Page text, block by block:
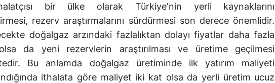
bir ülke olarak Türkiye'nin yerli kaynaklarını
rezerv araştırmalarını sürdürmesi son derece önemlidir.
doğalgaz arzındaki fazlalıktan dolayı fiyatlar daha fazla
da yeni rezervlerin araştırılması ve üretime geçilmesi
Bu anlamda doğalgaz üretiminde ilk yatırım maliyeti
ithalata göre maliyet iki kat olsa da yerli üretim ucuz